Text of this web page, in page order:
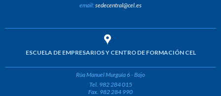
email:sedecentral@cel.es
ESCUELA DE EMPRESARIOS Y CENTRO DE FORMACIÓN CEL
Rúa Manuel Murguía 6 - Bajo
Tel. 982 284 015
Fax. 982 284 990